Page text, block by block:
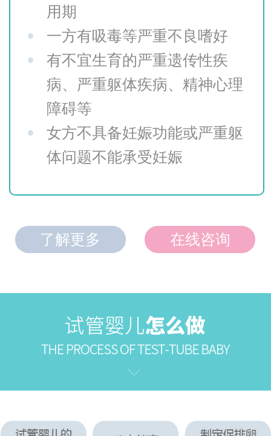
用期
• 一方有吸毒等严重不良嗜好
•
有不宜生育的严重遗传性疾
病、严重躯体疾病、精神心理
障碍等
•
女方不具备妊娠功能或严重躯
体问题不能承受妊娠
了解更多 在线咨询